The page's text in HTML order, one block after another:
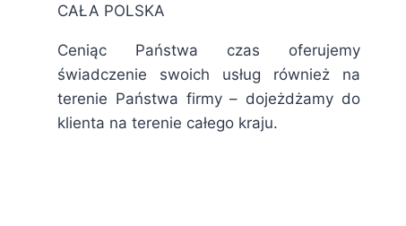
CAŁA POLSKA
Ceniąc Państwa czas oferujemy
świadczenie swoich usług również na
terenie Państwa firmy – dojeżdżamy do
klienta na terenie całego kraju.